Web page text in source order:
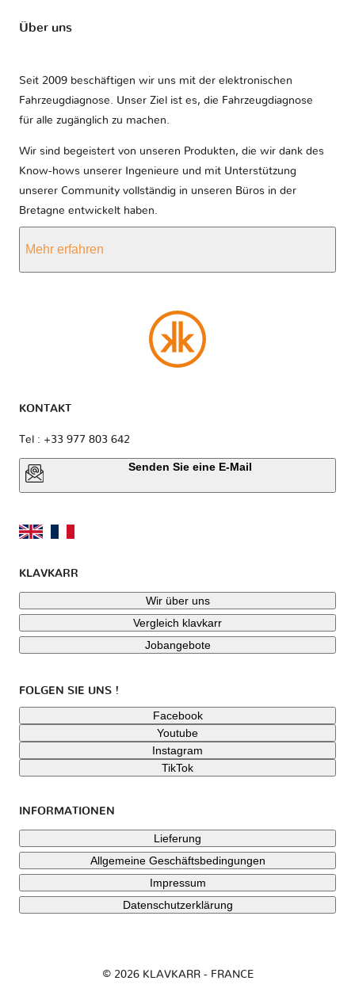
Über uns
Seit 2009 beschäftigen wir uns mit der elektronischen
Fahrzeugdiagnose. Unser Ziel ist es, die Fahrzeugdiagnose
für alle zugänglich zu machen.
Wir sind begeistert von unseren Produkten, die wir dank des
Know-hows unserer Ingenieure und mit Unterstützung
unserer Community vollständig in unseren Büros in der
Bretagne entwickelt haben.
Mehr erfahren
KONTAKT
Tel : +33 977 803 642
Senden Sie eine E-Mail
KLAVKARR
Wir über uns
Vergleich klavkarr
Jobangebote
FOLGEN SIE UNS !
Facebook
Youtube
Instagram
TikTok
INFORMATIONEN
Lieferung
Allgemeine Geschäftsbedingungen
Impressum
Datenschutzerklärung
© 2026 KLAVKARR - FRANCE